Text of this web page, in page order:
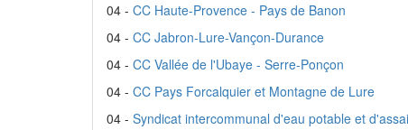
04 - CC Haute-Provence - Pays de Banon
04 - CC Jabron-Lure-Vançon-Durance
04 - CC Vallée de l'Ubaye - Serre-Ponçon
04 - CC Pays Forcalquier et Montagne de Lure
04 - Syndicat intercommunal d'eau potable et